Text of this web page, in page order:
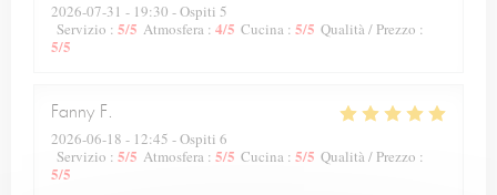
2026-07-31 - 19:30 - Ospiti 5
Servizio : 5/5 Atmosfera : 4/5 Cucina : 5/5 Qualità / Prezzo :
5/5
Fanny F
2026-06-18 - 12:45 - Ospiti 6
Servizio : 5/5 Atmosfera : 5/5 Cucina : 5/5 Qualità / Prezzo :
5/5